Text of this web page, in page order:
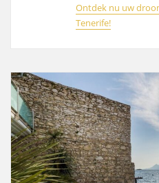
Ontdek nu uw
Tenerife!